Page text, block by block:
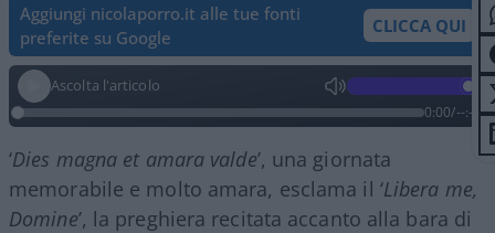
Aggiungi nicolaporro.it alle tue fonti
preferite su Google
CLICCA QUI
Ascolta l'articolo
0:00/--:--
‘Dies magna et amara valde’, una giornata
memorabile e molto amara, esclama il ‘Libera me,
Domine’, la preghiera recitata accanto alla bara di